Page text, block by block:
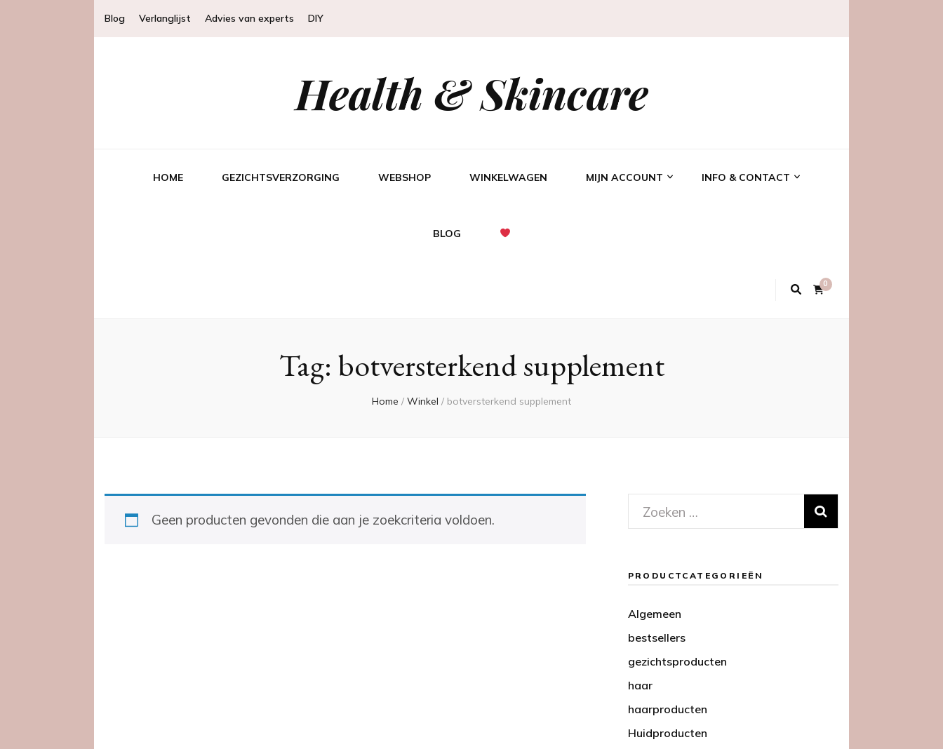
Blog Verlanglijst Advies van experts DIY
Health & Skincare
HOME GEZICHTSVERZORGING WEBSHOP WINKELWAGEN MIJN ACCOUNT INFO & CONTACT
BLOG
0
Tag: botversterkend supplement
Home / Winkel / botversterkend supplement
Geen producten gevonden die aan je zoekcriteria voldoen.
Zoeken
naar:
PRODUCTCATEGORIEËN
Algemeen
bestsellers
gezichtsproducten
haar
haarproducten
Huidproducten